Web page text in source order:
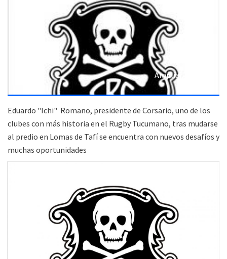
Ampliar (2 fotos)
Eduardo "Ichi" Romano, presidente de Corsario, uno de los
clubes con más historia en el Rugby Tucumano, tras mudarse
al predio en Lomas de Tafí se encuentra con nuevos desafíos y
muchas oportunidades